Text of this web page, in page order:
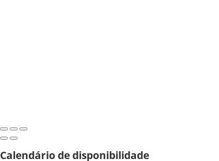
Calendário de disponibilidade